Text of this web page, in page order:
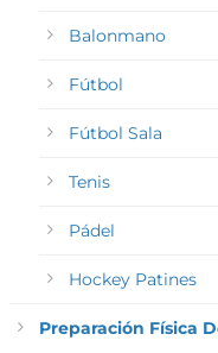
Balonmano
Fútbol
Fútbol Sala
Tenis
Pádel
Hockey Patines
Preparación Física